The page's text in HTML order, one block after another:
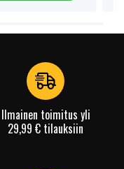
Ilmainen toimitus yli
29,99 € tilauksiin